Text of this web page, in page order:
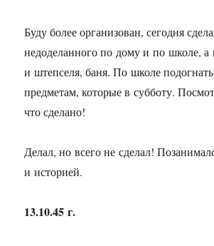
Буду более организован, сегодня
недоделанного по дому и по школе,
и штепселя, баня. По школе
предметам, которые в субботу.
что сделано!
Делал, но всего не сделал!
и историей.
13.10.45 г.